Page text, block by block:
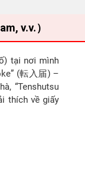
v.v.）
tại nơi mình
(転入届) –
“Tenshutsu
thích về giấy